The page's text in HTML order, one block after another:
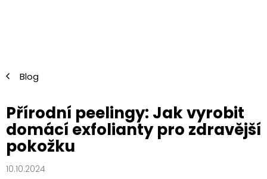
Blog
Přírodní peelingy: Jak vyrobit
domácí exfolianty pro zdravější
pokožku
10.10.2024